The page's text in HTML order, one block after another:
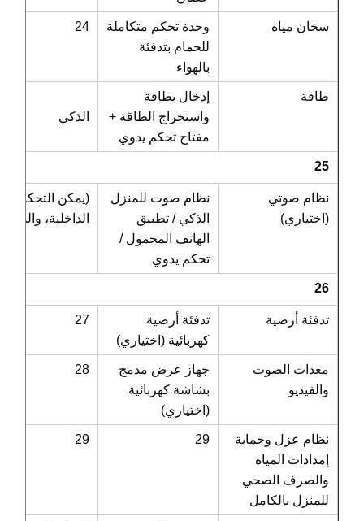
سخان مياه
وحدة تحكم متكاملة
للحمام بتدفئة
بالهواء
24
طاقة
إدخال بطاقة
واستخراج الطاقة +
مفتاح تحكم يدوي
الذكي
25
نظام صوتي
(اختياري)
نظام صوت للمنزل
الذكي / تطبيق
الهاتف المحمول /
تحكم يدوي
(يمكن التحكم في
الداخلية،
26
تدفئة أرضية
تدفئة أرضية
كهربائية (اختياري)
27
معدات الصوت
والفيديو
جهاز عرض مدمج
بشاشة كهربائية
(اختياري)
28
نظام عزل وحماية
إمدادات المياه
والصرف الصحي
للمنزل بالكامل
29
29